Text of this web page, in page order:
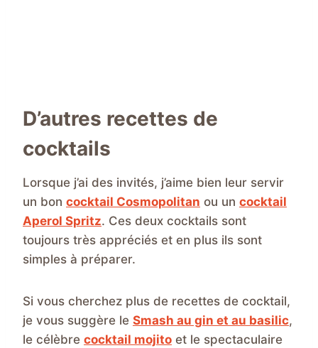
D’autres recettes de
cocktails
Lorsque j’ai des invités, j’aime bien leur servir
un bon cocktail Cosmopolitan ou un cocktail
Aperol Spritz. Ces deux cocktails sont
toujours très appréciés et en plus ils sont
simples à préparer.
Si vous cherchez plus de recettes de cocktail,
je vous suggère le Smash au gin et au basilic,
le célèbre cocktail mojito et le spectaculaire